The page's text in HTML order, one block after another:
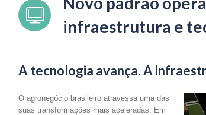
infraestrutura e
A tecnologia avança. A
O agronegócio brasileiro atravessa uma das
suas transformações mais aceleradas. Em